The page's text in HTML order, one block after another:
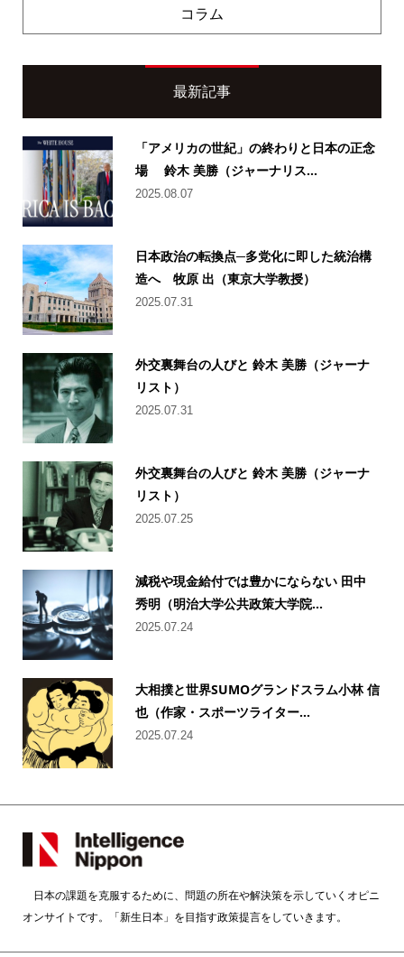
コラム
最新記事
「アメリカの世紀」の終わりと日本の正念
場 鈴木 美勝（ジャーナリス...
2025.08.07
日本政治の転換点─多党化に即した統治構
造へ 牧原 出（東京大学教授）
2025.07.31
外交裏舞台の人びと 鈴木 美勝（ジャーナ
リスト）
2025.07.31
外交裏舞台の人びと 鈴木 美勝（ジャーナ
リスト）
2025.07.25
減税や現金給付では豊かにならない 田中
秀明（明治大学公共政策大学院...
2025.07.24
大相撲と世界SUMOグランドスラム小林 信
也（作家・スポーツライター...
2025.07.24
日本の課題を克服するために、問題の所在や解決策を示していくオピニ
オンサイトです。「新生日本」を目指す政策提言をしていきます。